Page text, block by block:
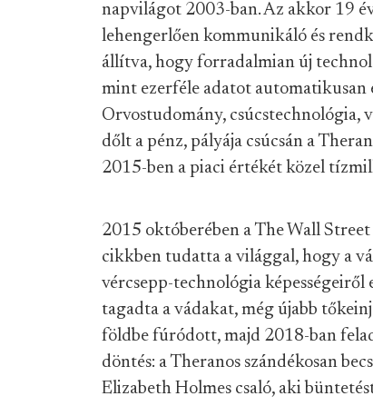
napvilágot 2003-ban. Az akkor 19
lehengerlően kommunikáló és
állítva, hogy forradalmian új
mint ezerféle adatot automatikusan
Orvostudomány, csúcstechnológia,
dőlt a pénz, pályája csúcsán a
2015-ben a piaci értékét közel
2015 októberében a The Wall
cikkben tudatta a világgal, hogy a
vércsepp-technológia képességeiről
tagadta a vádakat, még újabb
földbe fúródott, majd 2018-ban
döntés: a Theranos szándékosan
Elizabeth Holmes csaló, aki